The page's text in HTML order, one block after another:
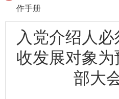
作手册
入党介绍人
收发展对象
部大